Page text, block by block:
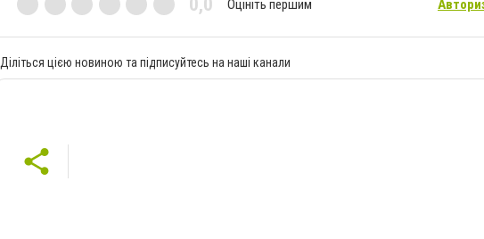
0,0 Оцініть першим
Діліться цією новиною та підписуйтесь на наші канали